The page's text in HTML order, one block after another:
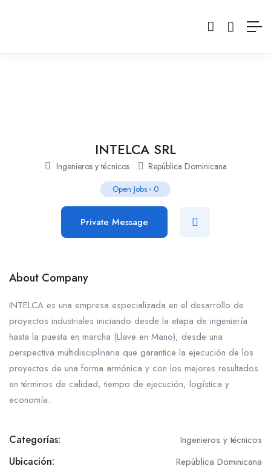
INTELCA SRL
Ingenieros y técnicos República Dominicana
Open Jobs - 0
Private Message
About Company
INTELCA es una empresa especializada en el desarrollo de
proyectos industriales iniciando desde la etapa de ingeniería
hasta la puesta en marcha (Llave en Mano), desde una
perspectiva multidisciplinaria que garantice la ejecución de los
proyectos de una forma armónica y con los mejores resultados
en términos de calidad, tiempo de ejecución, logística y
economía.
Categorías: Ingenieros y técnicos
Ubicación: República Dominicana